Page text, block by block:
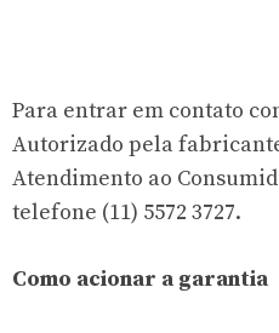
Para entrar em contato
Autorizado pela
Atendimento ao
telefone (11) 5572 3727.
Como acionar a garantia